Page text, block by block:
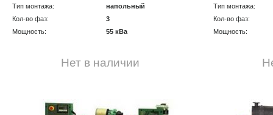
Тип монтажа:
напольный
Кол-во фаз:
3
Мощность:
55 кВа
Нет в наличии
Тип монтажа:
Кол-во фаз:
Мощность: